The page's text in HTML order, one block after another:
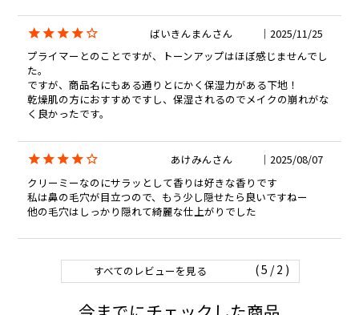
2
ばいきんまん
2025/11/25
プライマーとのことですが、トーンアップはほぼ感じませんでし
た。
ですが、商品名にもある通りとにかく保湿力がある下地！
乾燥肌の方におすすめですし、保湿されるのでメイクの崩れがな
く良かったです。
あけみん
2025/08/07
クリーミーなのにサラッとして香りは好きな香りです
私は鼻の毛穴が目立つので、もう少し隠せたら良いですねー
他の毛穴はしっかり隠れて綺麗な仕上がりでした
すべてのレビューを見る